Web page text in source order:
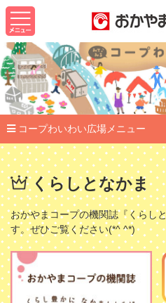
コープわいわい広場メニュー
くらしとなかま
おかやまコープの機関誌『くらし
す。ぜひご覧ください(*^ ^*)